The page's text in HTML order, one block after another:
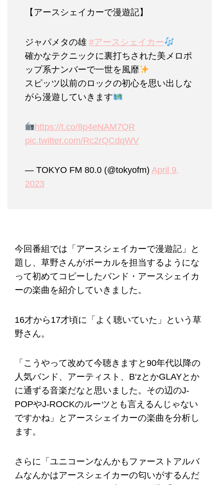
【アースシェイカーで漫遊記】
ジャパメタの雄 #アースシェイカー
確かなテクニックに裏打ちされた美メロポ
ップ系ナンバーで一世を風靡
スピッツ以前のロックの初心を思い出しな
がら漫遊していきます
https://t.co/8p4eNAM7QR
pic.twitter.com/Rc2rQCdqWV
— TOKYO FM 80.0 (@tokyofm) April 9,
2023
今回番組では「アースシェイカーで漫遊記」と
題し、草野さんがボーカルを担当するようにな
って初めてコピーしたバンド・アースシェイカ
ーの楽曲を紹介していきました。
16才から17才頃に「よく聴いていた」という草
野さん。
「こうやって改めて今聴きますと90年代以降の
人気バンド、アーティスト、B‘zとかGLAYとか
に通ずる音楽だなと思いました。その辺のJ-
POPやJ-ROCKのルーツとも言えるんじゃない
ですかね」とアースシェイカーの楽曲を分析し
ます。
さらに「ユニコーンなんかもファーストアルバ
ムなんかはアースシェイカーの匂いがするんだ